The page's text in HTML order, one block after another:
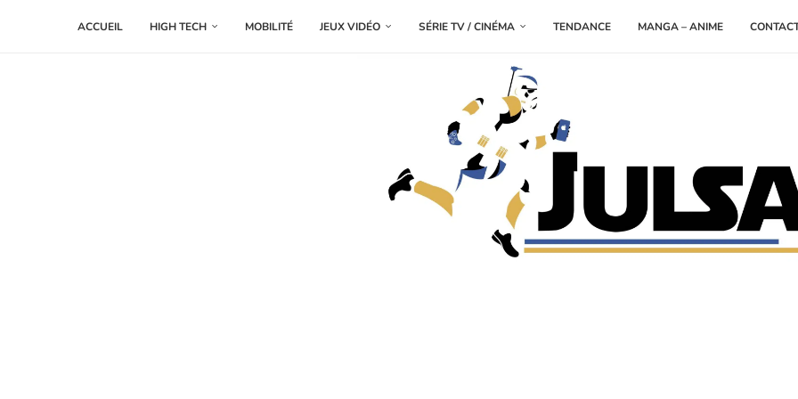
ACCUEIL HIGH TECH MOBILITÉ JEUX VIDÉO SÉRIE TV / CINÉMA TENDANCE MANGA – ANIME